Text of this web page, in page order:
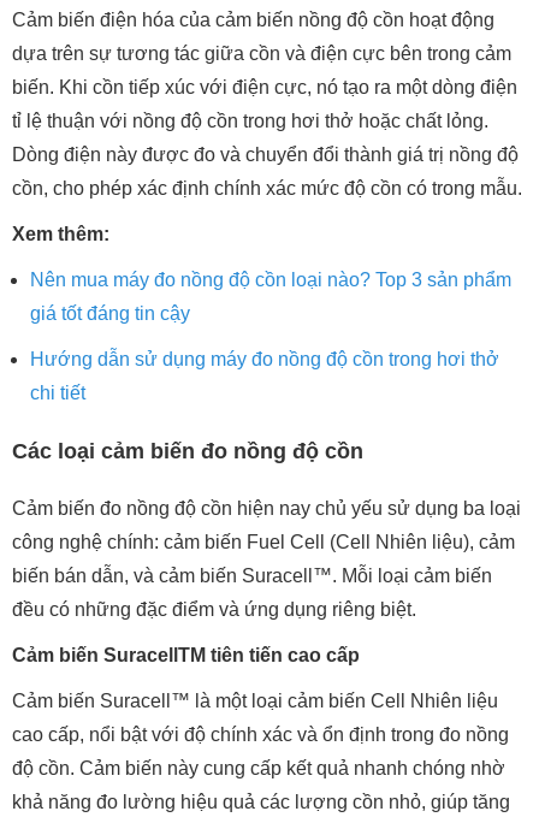
Cảm biến điện hóa của cảm biến nồng độ cồn hoạt động
dựa trên sự tương tác giữa cồn và điện cực bên trong cảm
biến. Khi cồn tiếp xúc với điện cực, nó tạo ra một dòng điện
tỉ lệ thuận với nồng độ cồn trong hơi thở hoặc chất lỏng.
Dòng điện này được đo và chuyển đổi thành giá trị nồng độ
cồn, cho phép xác định chính xác mức độ cồn có trong mẫu.
Xem thêm:
Nên mua máy đo nồng độ cồn loại nào? Top 3 sản phẩm
giá tốt đáng tin cậy
Hướng dẫn sử dụng máy đo nồng độ cồn trong hơi thở
chi tiết
Các loại cảm biến đo nồng độ cồn
Cảm biến đo nồng độ cồn hiện nay chủ yếu sử dụng ba loại
công nghệ chính: cảm biến Fuel Cell (Cell Nhiên liệu), cảm
biến bán dẫn, và cảm biến Suracell™. Mỗi loại cảm biến
đều có những đặc điểm và ứng dụng riêng biệt.
Cảm biến SuracellTM tiên tiến cao cấp
Cảm biến Suracell™ là một loại cảm biến Cell Nhiên liệu
cao cấp, nổi bật với độ chính xác và ổn định trong đo nồng
độ cồn. Cảm biến này cung cấp kết quả nhanh chóng nhờ
khả năng đo lường hiệu quả các lượng cồn nhỏ, giúp tăng